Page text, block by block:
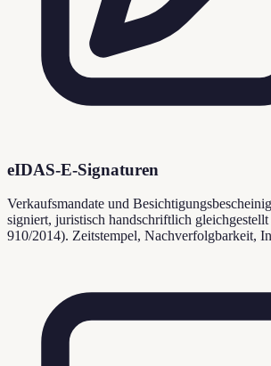
eIDAS-E-Signaturen
Verkaufsmandate und
signiert, juristisch handschriftlich
910/2014). Zeitstempel, Nachverfolgbarkeit,